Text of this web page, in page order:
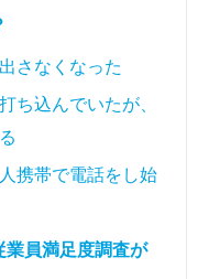
さなくなった
ち込んでいたが、
携帯で電話をし始
業員満足度調査が